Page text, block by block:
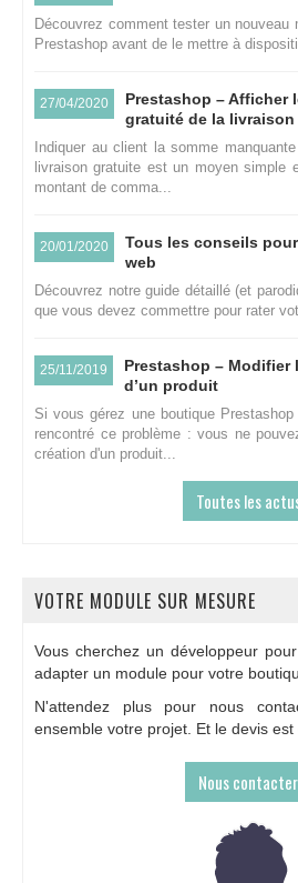
Découvrez comment tester un nouveau
Prestashop avant de le mettre à
27/04/2020
Prestashop – Afficher
gratuité de la livraison
Indiquer au client la somme
livraison gratuite est un moyen simple
montant de comma...
20/01/2020
Tous les conseils
web
Découvrez notre guide détaillé (et
que vous devez commettre pour rater
25/11/2019
Prestashop – Modifier
d’un produit
Si vous gérez une boutique
rencontré ce problème : vous ne
création d'un produit...
Toutes les
VOTRE MODULE SUR MESURE
Vous cherchez un développeur
adapter un module pour votre
N'attendez plus pour nous
ensemble votre projet. Et le devis est
Nous contacter